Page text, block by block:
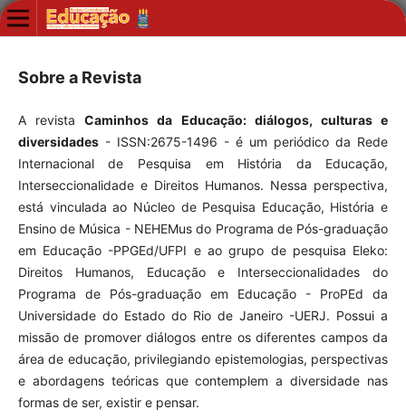
Sobre a Revista
A revistaCaminhos da Educação: diálogos, culturas e
diversidades- ISSN:2675-1496 - é um periódico da Rede
Internacional de Pesquisa em História da Educação,
Interseccionalidade e Direitos Humanos. Nessa perspectiva,
está vinculada ao Núcleo de Pesquisa Educação, História e
Ensino de Música - NEHEMus do Programa de Pós-graduação
em Educação -PPGEd/UFPI e ao grupo de pesquisa Eleko:
Direitos Humanos, Educação e Interseccionalidades do
Programa de Pós-graduação em Educação - ProPEd da
Universidade do Estado do Rio de Janeiro -UERJ. Possui a
missão de promover diálogos entre os diferentes campos da
área de educação, privilegiando epistemologias, perspectivas
e abordagens teóricas que contemplem a diversidade nas
formas de ser, existir e pensar.